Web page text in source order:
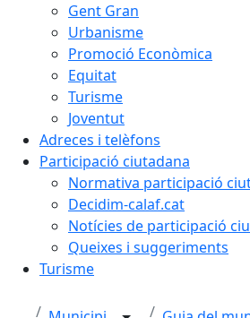
Gent Gran
Urbanisme
Promoció Econòmica
Equitat
Turisme
Joventut
Adreces i telèfons
Participació ciutadana
Normativa participació
Decidim-calaf.cat
Notícies de participació
Queixes i suggeriments
Turisme